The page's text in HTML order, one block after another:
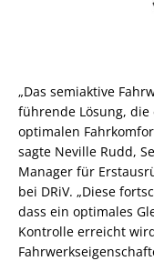
„Das semiaktive
führende Lösung,
optimalen
sagte Neville Rudd,
Manager für
bei DRiV. „Diese
dass ein optimales
Kontrolle erreicht